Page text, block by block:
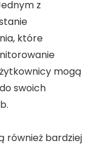
z
które
mogą
swoich
również bardziej